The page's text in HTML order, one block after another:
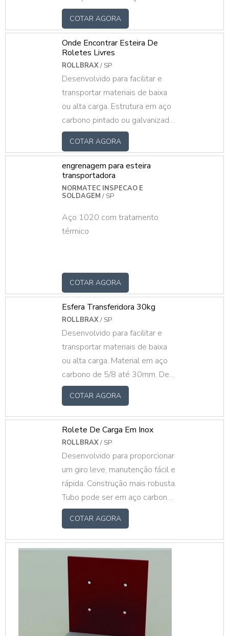
galvanizado ou pintado, inox,
alumínio e PVC. Eixo trefilado
em aço carbono, inox ou
alumínio com mancais em PP,
aço estampado ou rolamento
direto no tubo. Roletes sob
medida, fazemos mediante ao
projeto do cliente.
COTAR AGORA
Onde Encontrar Esteira De
Roletes Livres
ROLLBRAX/ SP
Desenvolvido para facilitar e
transportar materiais de baixa
ou alta carga. Estrutura em aço
carbono pintado ou galvanizado,
com roletes livres galvanizados
ou pintados mediante ao projeto
do cliente.
COTAR AGORA
engrenagem para esteira
transportadora
NORMATEC INSPECAO E
SOLDAGEM / SP
Aço 1020 com tratamento
térmico
COTAR AGORA
Esfera Transferidora 30kg
ROLLBRAX/ SP
Desenvolvido para facilitar e
transportar materiais de baixa
ou alta carga. Material em aço
carbono de 5/8 até 30mm. De
10kg até 300kg
COTAR AGORA
Rolete De Carga Em Inox
ROLLBRAX/ SP
Desenvolvido para proporcionar
um giro leve, manutenção fácil e
rápida. Construção mais robusta.
Tubo pode ser em aço carbono
galvanizado ou pintado, inox,
alumínio e PVC. Eixo trefilado
em aço carbono, inox ou
alumínio com mancais em PP,
aço estampado ou rolamento
direto no tubo. Roletes sob
medida, fazemos mediante ao
projeto do cliente.
COTAR AGORA